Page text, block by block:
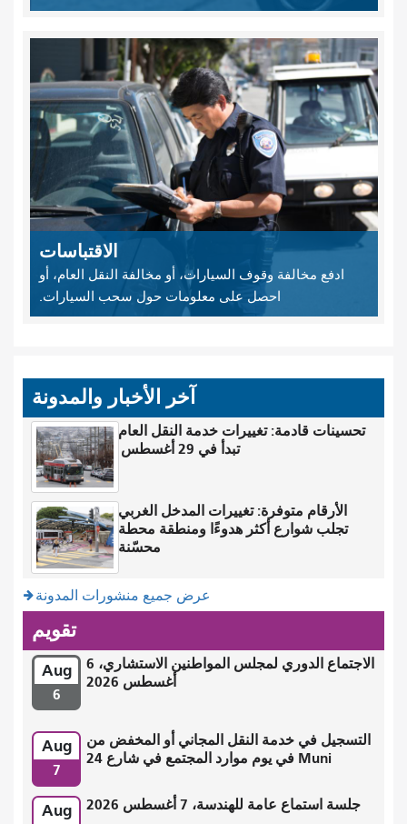
الاقتباسات
ادفع مخالفة وقوف السيارات، أو مخالفة النقل العام، أو
احصل على معلومات حول سحب السيارات.
آخر الأخبار والمدونة
تحسينات قادمة: تغييرات خدمة النقل العام
تبدأ في 29 أغسطس
الأرقام متوفرة: تغييرات المدخل الغربي
تجلب شوارع أكثر هدوءًا ومنطقة محطة
محسّنة
عرض جميع منشورات المدونة
تقويم
Aug
6
الاجتماع الدوري لمجلس المواطنين الاستشاري، 6
أغسطس 2026
Aug
7
التسجيل في خدمة النقل المجاني أو المخفض من
Muni في يوم موارد المجتمع في شارع 24
Aug جلسة استماع عامة للهندسة، 7 أغسطس 2026